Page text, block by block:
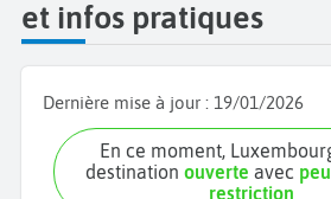
et infos pratiques
Dernière mise à jour : 19/01/2026
En ce moment, Luxembourg est une
destinationouverte avec
restriction